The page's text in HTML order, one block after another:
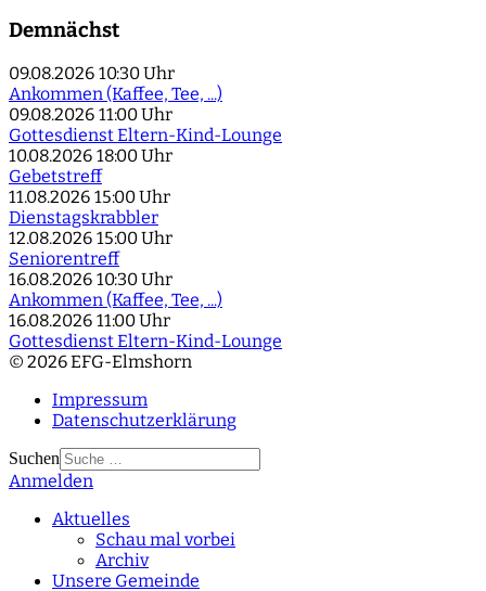
Demnächst
09.08.2026 10:30 Uhr
Ankommen (Kaffee, Tee, ...)
09.08.2026 11:00 Uhr
Gottesdienst Eltern-Kind-Lounge
10.08.2026 18:00 Uhr
Gebetstreff
11.08.2026 15:00 Uhr
Dienstagskrabbler
12.08.2026 15:00 Uhr
Seniorentreff
16.08.2026 10:30 Uhr
Ankommen (Kaffee, Tee, ...)
16.08.2026 11:00 Uhr
Gottesdienst Eltern-Kind-Lounge
© 2026 EFG-Elmshorn
Impressum
Datenschutzerklärung
Suchen
Type 2 or more
Anmelden
Aktuelles
Schau mal vorbei
Archiv
Unsere Gemeinde